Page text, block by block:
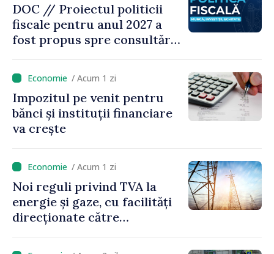
DOC // Proiectul politicii
fiscale pentru anul 2027 a
fost propus spre consultări
/ Acum 1 zi
Impozitul pe venit pentru
bănci și instituții financiare
va crește
/ Acum 1 zi
Noi reguli privind TVA la
energie și gaze, cu facilități
direcționate către